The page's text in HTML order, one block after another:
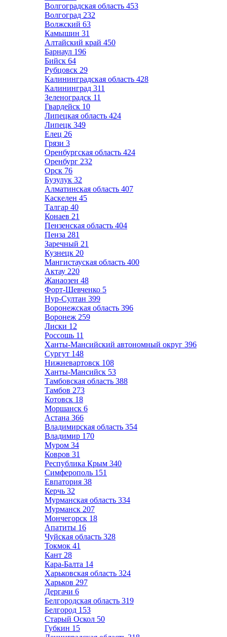
Волгоградская область 453
Волгоград 232
Волжский 63
Камышин 31
Алтайский край 450
Барнаул 196
Бийск 64
Рубцовск 29
Калининградская область 428
Калининград 311
Зеленоградск 11
Гвардейск 10
Липецкая область 424
Липецк 349
Елец 26
Грязи 3
Оренбургская область 424
Оренбург 232
Орск 76
Бузулук 32
Алматинская область 407
Каскелен 45
Талгар 40
Конаев 21
Пензенская область 404
Пенза 281
Заречный 21
Кузнецк 20
Мангистауская область 400
Актау 220
Жанаозен 48
Форт-Шевченко 5
Нур-Султан 399
Воронежская область 396
Воронеж 259
Лиски 12
Россошь 11
Ханты-Мансийский автономный округ 396
Сургут 148
Нижневартовск 108
Ханты-Мансийск 53
Тамбовская область 388
Тамбов 273
Котовск 18
Моршанск 6
Астана 366
Владимирская область 354
Владимир 170
Муром 34
Ковров 31
Республика Крым 340
Симферополь 151
Евпатория 38
Керчь 32
Мурманская область 334
Мурманск 207
Мончегорск 18
Апатиты 16
Чуйская область 328
Токмок 41
Кант 28
Кара-Балта 14
Харьковская область 324
Харьков 297
Дергачи 6
Белгородская область 319
Белгород 153
Старый Оскол 50
Губкин 15